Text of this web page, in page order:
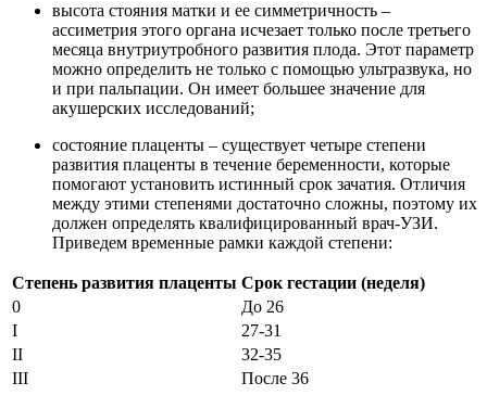
высота стояния матки и ее симметричность –
ассиметрия этого органа исчезает только после третьего
месяца внутриутробного развития плода. Этот параметр
можно определить не только с помощью ультразвука, но
и при пальпации. Он имеет большее значение для
акушерских исследований;
состояние плаценты – существует четыре степени
развития плаценты в течение беременности, которые
помогают установить истинный срок зачатия. Отличия
между этими степенями достаточно сложны, поэтому их
должен определять квалифицированный врач-УЗИ.
Приведем временные рамки каждой степени:
Степень развития плаценты Срок гестации (неделя)
0
До 26
I
27-31
II
32-35
III
После 36